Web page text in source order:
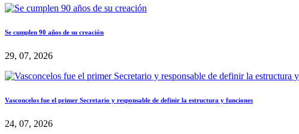
Se cumplen 90 años de su creación
29, 07, 2026
Vasconcelos fue el primer Secretario y responsable de definir la estructura y funciones
24, 07, 2026